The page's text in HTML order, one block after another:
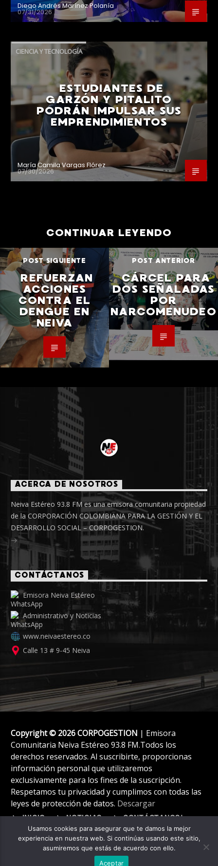
Diego Andrés Marínez Polanía
07/31/2026
CIENCIA Y TECNOLOGÍA
ESTUDIANTES DE
GARZÓN Y PITALITO
PODRÁN IMPULSAR SUS
EMPRENDIMIENTOS
María Camila Vargas Flórez
07/30/2026
CONTINUAR LEYENDO
POST SIGUIENTE
REFUERZAN
ACCIONES
CONTRA EL
DENGUE EN
NEIVA
POST ANTERIOR
CÁRCEL PARA
DOS SEÑALADAS
POR
NARCOMENUDEO
ACERCA DE NOSOTROS
Neiva Estéreo 93.8 FM es una emisora comunitaria propiedad
de la CORPORACIÓN COLOMBIANA PARA LA GESTIÓN Y EL
DESARROLLO SOCIAL – CORPOGESTION.
CONTÁCTANOS
Emisora Neiva Estéreo
Administrativo y Noticias
www.neivaestereo.co
Calle 13 # 9-45 Neiva
Copyright © 2026 CORPOGESTION | Emisora
Comunitaria Neiva Estéreo 93.8 FM.Todos los
derechos reservados. Al suscribirte, proporcionas
información personal que utilizaremos
exclusivamente para los fines de la suscripción.
Respetamos tu privacidad y cumplimos con todas las
leyes de protección de datos. Descargar
INICIO NOTICIAS CONTÁCTANOS!
Usamos cookies para asegurar que te damos la mejor
experiencia en nuestra web. Si continúas usando este sitio,
asumiremos que estás de acuerdo con ello.
Aceptar